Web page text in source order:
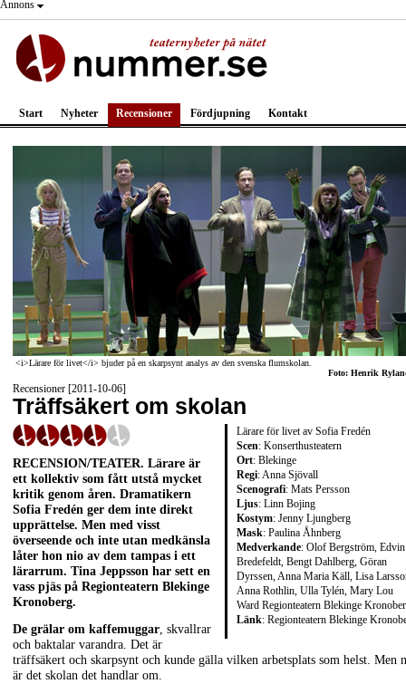
Annons
Start Nyheter Recensioner Fördjupning Kontakt
<i>Lärare för livet</i> bjuder på en skarpsynt analys av den svenska flumskolan.
Foto: Henrik
Recensioner [2011-10-06]
Träffsäkert om skolan
Lärare för livet av Sofia Fredén
Scen: Konserthusteatern
Ort: Blekinge
Regi: Anna Sjövall
Scenografi: Mats Persson
Ljus: Linn Bojing
Kostym: Jenny Ljungberg
Mask: Paulina Åhnberg
Medverkande: Olof Bergström, Edvin
Bredefeldt, Bengt Dahlberg, Göran
Dyrssen, Anna Maria Käll, Lisa
Anna Rothlin, Ulla Tylén, Mary Lou
Ward Regionteatern Blekinge
Länk: Regionteatern Blekinge
RECENSION/TEATER. Lärare är
ett kollektiv som fått utstå mycket
kritik genom åren. Dramatikern
Sofia Fredén ger dem inte direkt
upprättelse. Men med visst
överseende och inte utan medkänsla
låter hon nio av dem tampas i ett
lärarrum. Tina Jeppsson har sett en
vass pjäs på Regionteatern Blekinge
Kronoberg.
De grälar om kaffemuggar, skvallrar
och baktalar varandra. Det är
träffsäkert och skarpsynt och kunde gälla vilken arbetsplats som helst. Men
är det skolan det handlar om.